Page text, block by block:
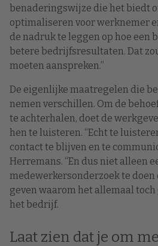
benaderingswijze die het biedt
optimaliseren voor werknemer
de nadruk te leggen op hoe een
betere bedrijfsresultaten. Dat
moeten aanspreken.”
De eigenlijke maatregelen die
nemen verschillen. Om de
te achterhalen, doet de
hen te luisteren. “Echt te
contact te blijven en te
Herremans. “En dus niet alleen
medewerkersonderzoek te
geven waarom het allemaal
het bedrijf.
Laat zien dat je om